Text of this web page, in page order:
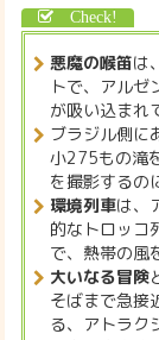
悪魔の喉笛は
トで、アルゼ
が吸い込まれ
ブラジル側に
小275もの滝
を撮影するの
環境列車は、
的なトロッコ
で、熱帯の風
大いなる冒険
そばまで急接
る、アトラク